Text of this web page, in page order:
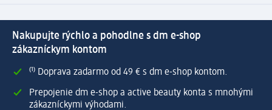
Nakupujte rýchlo a pohodlne s dm e-shop
zákazníckym kontom
⁽¹⁾ Doprava zadarmo od 49 € s dm e-shop kontom.
Prepojenie dm e-shop a active beauty konta s mnohými
zákazníckymi výhodami.